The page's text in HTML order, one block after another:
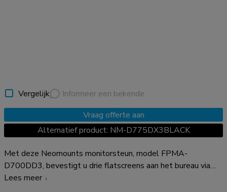
Vergelijk
Informeer een bekende
Vraag offerte aan
Alternatief product: NM-D775DX3BLACK
Met deze Neomounts monitorsteun, model FPMA-
D700DD3, bevestigt u drie flatscreens aan het bureau via
een bureauvoet of bureaudoorvoer. Beide worden
Lees meer